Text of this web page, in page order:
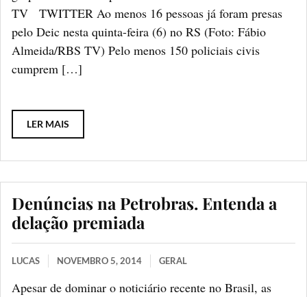
TV TWITTER Ao menos 16 pessoas já foram presas
pelo Deic nesta quinta-feira (6) no RS (Foto: Fábio
Almeida/RBS TV) Pelo menos 150 policiais civis
cumprem […]
LER MAIS
Denúncias na Petrobras. Entenda a
delação premiada
LUCAS NOVEMBRO 5, 2014 GERAL
Apesar de dominar o noticiário recente no Brasil, as